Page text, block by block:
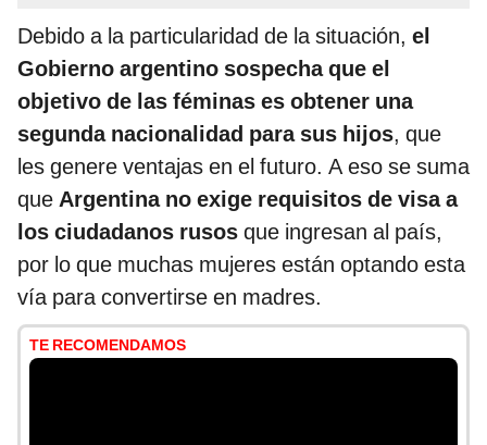
Debido a la particularidad de la situación, el
Gobierno argentino sospecha que el
objetivo de las féminas es obtener una
segunda nacionalidad para sus hijos, que
les genere ventajas en el futuro. A eso se suma
que Argentina no exige requisitos de visa a
los ciudadanos rusos que ingresan al país,
por lo que muchas mujeres están optando esta
vía para convertirse en madres.
TE RECOMENDAMOS